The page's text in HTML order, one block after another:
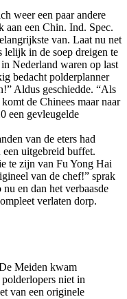
weer een paar andere
aan een Chin. Ind. Spec.
van. Laat nu net
lelijk in de soep dreigen te
Nederland waren op last
bedacht polderplanner
Aldus geschiedde. “Als
de Chinees maar naar
een gevleugelde
van de eters had
een uitgebreid buffet.
te zijn van Fu Yong Hai
van de chef!” sprak
en dan het verbaasde
verlaten dorp.
Meiden kwam
niet in
van een originele